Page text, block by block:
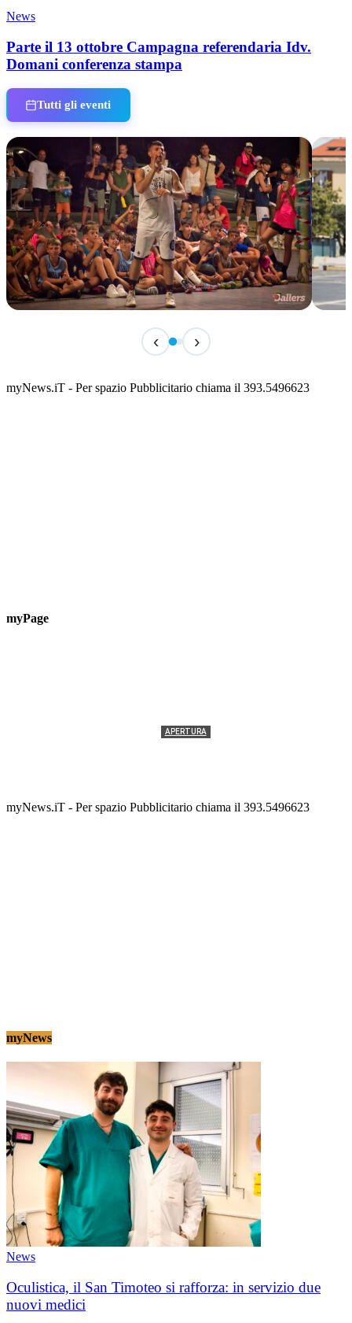
News
Parte il 13 ottobre Campagna referendaria Idv.
Domani conferenza stampa
Tutti gli eventi
Classic Contest 3vs3 Memorial Michele
📅 6 Agosto 2026 · 09:00 · 📍 Lungomare C. Colombo
‹ ›
myNews.iT - Per spazio Pubblicitario chiama il 393.5496623
myPage
APERTURA
myNews.iT - Per spazio Pubblicitario chiama il 393.5496623
myNews
News
Oculistica, il San Timoteo si rafforza: in servizio due
nuovi medici